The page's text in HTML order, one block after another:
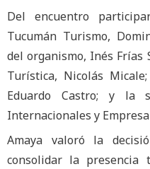
Del encuentro
Tucumán Turismo,
del organismo, Inés Frías
Turística, Nicolás
Eduardo Castro; y la
Internacionales y
Amaya valoró la
consolidar la presencia